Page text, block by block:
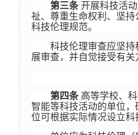
第三条开展科技活
祉、尊重生命权利、坚
科技伦理规范。
科技伦理审查应坚
展审查，并自觉接受有
第四条高等学校、
智能等科技活动的单位
位可根据实际情况设立科